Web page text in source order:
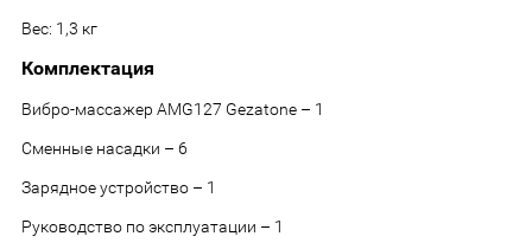
Вес: 1,3 кг
Комплектация
Вибро-массажер AMG127 Gezatone – 1
Сменные насадки – 6
Зарядное устройство – 1
Руководство по эксплуатации – 1